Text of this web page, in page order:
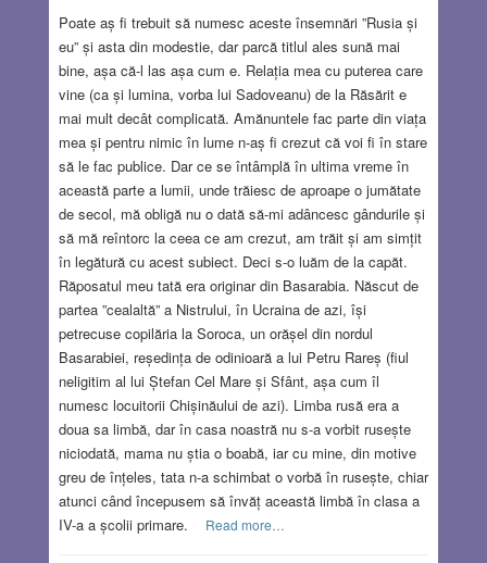
Poate aș fi trebuit să numesc aceste însemnări ”Rusia și
eu” și asta din modestie, dar parcă titlul ales sună mai
bine, așa că-l las așa cum e. Relația mea cu puterea care
vine (ca și lumina, vorba lui Sadoveanu) de la Răsărit e
mai mult decât complicată. Amănuntele fac parte din viața
mea și pentru nimic în lume n-aș fi crezut că voi fi în stare
să le fac publice. Dar ce se întâmplă în ultima vreme în
această parte a lumii, unde trăiesc de aproape o jumătate
de secol, mă obligă nu o dată să-mi adâncesc gândurile și
să mă reîntorc la ceea ce am crezut, am trăit și am simțit
în legătură cu acest subiect. Deci s-o luăm de la capăt.
Răposatul meu tată era originar din Basarabia. Născut de
partea ”cealaltă” a Nistrului, în Ucraina de azi, își
petrecuse copilăria la Soroca, un orășel din nordul
Basarabiei, reședința de odinioară a lui Petru Rareș (fiul
neligitim al lui Ștefan Cel Mare și Sfânt, așa cum îl
numesc locuitorii Chișinăului de azi). Limba rusă era a
doua sa limbă, dar în casa noastră nu s-a vorbit rusește
niciodată, mama nu știa o boabă, iar cu mine, din motive
greu de înțeles, tata n-a schimbat o vorbă în rusește, chiar
atunci când începusem să învăț această limbă în clasa a
IV-a a școlii primare.
Read more…